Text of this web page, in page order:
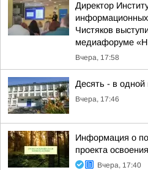
Директор
Чистяков
медиафоруме
Вчера, 17:58
Десять - в одной
Вчера, 17:46
Информация о
проекта
Вчера, 17:40